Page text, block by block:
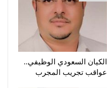
الكيان السعودي الوظيفي..
عواقب تجريب المجرب